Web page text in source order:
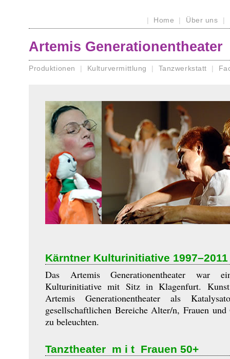
| Home | Über uns |
Artemis Generationentheater
Produktionen | Kulturvermittlung | Tanzwerkstatt |
Kärntner Kulturinitiative 1997–2011
Das Artemis Generationentheater war
Kulturinitiative mit Sitz in Klagenfurt.
Artemis Generationentheater als
gesellschaftlichen Bereiche Alter/n, Frauen und
zu beleuchten.
Tanztheater m i t Frauen 50+